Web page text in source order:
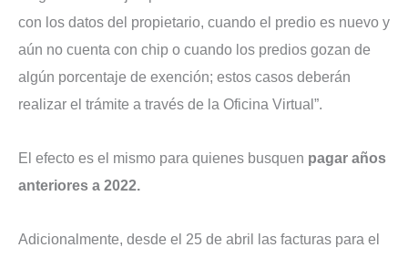
con los datos del propietario, cuando el predio es nuevo y
aún no cuenta con chip o cuando los predios gozan de
algún porcentaje de exención; estos casos deberán
realizar el trámite a través de la Oficina Virtual”.
El efecto es el mismo para quienes busquen pagar años
anteriores a 2022.
Adicionalmente, desde el 25 de abril las facturas para el